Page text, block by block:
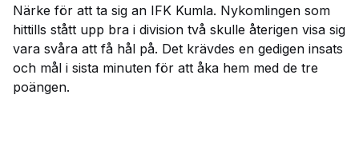
Närke för att ta sig an IFK Kumla. Nykomlingen som
hittills stått upp bra i division två skulle återigen visa sig
vara svåra att få hål på. Det krävdes en gedigen insats
och mål i sista minuten för att åka hem med de tre
poängen.